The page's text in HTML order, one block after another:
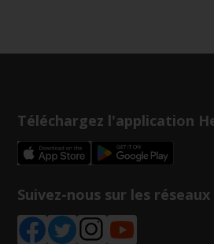
Téléchargez l'application
Suivez-nous sur les